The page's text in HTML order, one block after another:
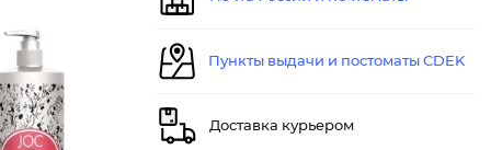
Пункты выдачи и постоматы CDEK
Доставка курьером